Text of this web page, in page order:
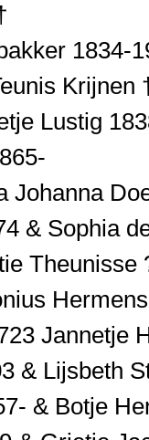
1834-
Krijnen
Lustig
Johanna
& Sophia
Theunisse
Jannetje
& Lijsbeth
& Botje